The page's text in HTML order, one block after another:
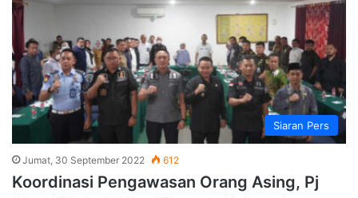
Siaran Pers
Jumat, 30 September 2022 612
Koordinasi Pengawasan Orang Asing, Pj